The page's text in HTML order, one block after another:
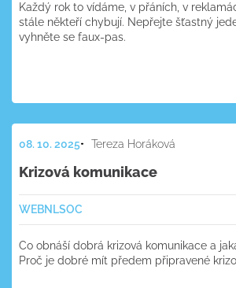
Každý rok to vídáme, v přáních, v
stále někteří chybují. Nepřejte šťastný
vyhněte se faux-pas.
08. 10. 2025 Tereza Horáková
Krizová komunikace
WEBNLSOC
Co obnáší dobrá krizová komunikace a
Proč je dobré mít předem připravené